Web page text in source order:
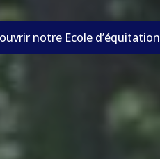
notre Ecole d’équitation